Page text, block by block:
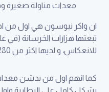
معدات مناولة صغيرة
للانعكاس، و لديها اكثر من 280 براءة اختراع للابتكارات الجديدة.
كما انهم اول من يدشن
بشكل كامل على البطارية